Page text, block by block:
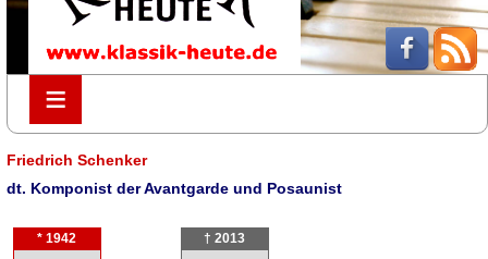
≡
≡
Friedrich Schenker
dt. Komponist der Avantgarde und Posaunist
* 1942 † 2013